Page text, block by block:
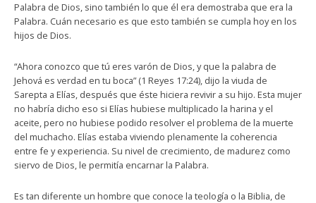
Palabra de Dios, sino también lo que él era demostraba que era la
Palabra. Cuán necesario es que esto también se cumpla hoy en los
hijos de Dios.
“Ahora conozco que tú eres varón de Dios, y que la palabra de
Jehová es verdad en tu boca” (1 Reyes 17:24), dijo la viuda de
Sarepta a Elías, después que éste hiciera revivir a su hijo. Esta mujer
no habría dicho eso si Elías hubiese multiplicado la harina y el
aceite, pero no hubiese podido resolver el problema de la muerte
del muchacho. Elías estaba viviendo plenamente la coherencia
entre fe y experiencia. Su nivel de crecimiento, de madurez como
siervo de Dios, le permitía encarnar la Palabra.
Es tan diferente un hombre que conoce la teología o la Biblia, de